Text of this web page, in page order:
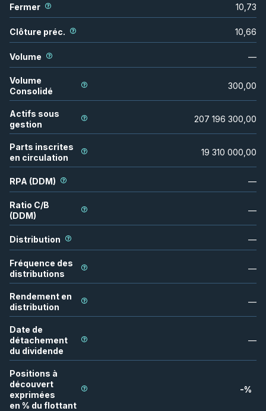
Fermer 10,73
Clôture préc. 10,66
Volume —
Volume
Consolidé
300,00
Actifs sous
gestion
207 196 300,00
Parts inscrites
en circulation
19 310 000,00
RPA (DDM) —
Ratio C/B
(DDM)
—
Distribution —
Fréquence des
distributions
—
Rendement en
distribution
—
Date de
détachement
du dividende
—
Positions à
découvert
exprimées
en % du flottant
-%